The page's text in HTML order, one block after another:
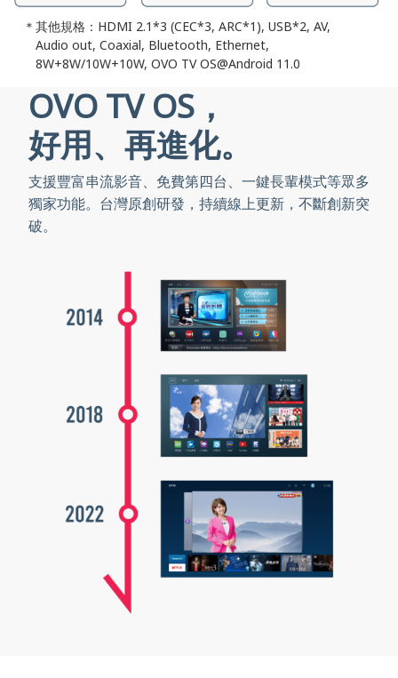
其他規格：HDMI 2.1*3 (CEC*3, ARC*1), USB*2, AV,
Audio out, Coaxial, Bluetooth, Ethernet,
8W+8W/10W+10W, OVO TV OS@Android 11.0
OVO TV OS，
好用、再進化。
支援豐富串流影音、免費第四台、一鍵長輩模式等眾多
獨家功能。台灣原創研發，持續線上更新，不斷創新突
破。